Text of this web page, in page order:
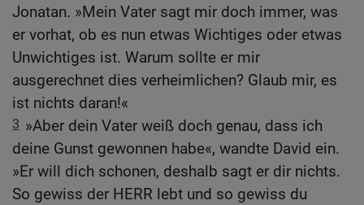
Jonatan. »Mein Vater sagt mir doch immer, was
er vorhat, ob es nun etwas Wichtiges oder etwas
Unwichtiges ist. Warum sollte er mir
ausgerechnet dies verheimlichen? Glaub mir, es
ist nichts daran!«
3 »Aber dein Vater weiß doch genau, dass ich
deine Gunst gewonnen habe«, wandte David ein.
»Er will dich schonen, deshalb sagt er dir nichts.
So gewiss der HERR lebt und so gewiss du